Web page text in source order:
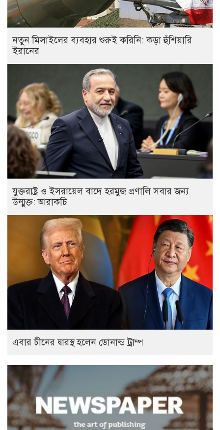
নতুন মিসাইলের ব্যবহার শুরুই করিনি: কড়া হুঁশিয়ারি
ইরানের
যুক্তরাষ্ট্র ও ইসরায়েল বাদে হরমুজ প্রণালি সবার জন্য
উন্মুক্ত: আরাকচি
এবার চীনের দ্বারস্থ হলেন ডোনাল্ড ট্রাম্প